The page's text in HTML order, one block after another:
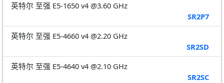
英特尔 至强 E5-1650 v4 @3.60 GHz
SR2P7
英特尔 至强 E5-4660 v4 @2.20 GHz
SR2SD
英特尔 至强 E5-4640 v4 @2.10 GHz
SR2SC